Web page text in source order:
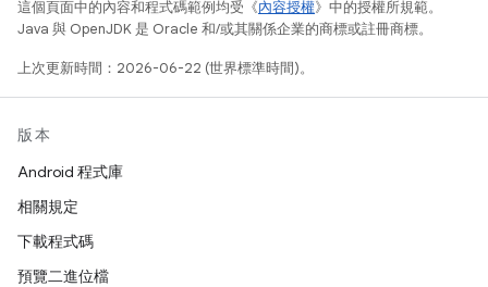
這個頁面中的內容和程式碼範例均受《內容授權》中的授權所規範。
Java 與 OpenJDK 是 Oracle 和/或其關係企業的商標或註冊商標。
上次更新時間：2026-06-22 (世界標準時間)。
版本
Android 程式庫
相關規定
下載程式碼
預覽二進位檔